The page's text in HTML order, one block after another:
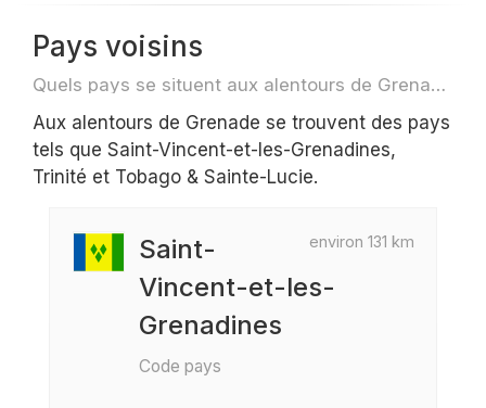
Pays voisins
Quels pays se situent aux alentours de Grenade par exemple pour des voyage ou des vols
Aux alentours de Grenade se trouvent des pays
tels que Saint-Vincent-et-les-Grenadines,
Trinité et Tobago & Sainte-Lucie.
environ 131 km
Saint-
Vincent-et-les-
Grenadines
Code pays